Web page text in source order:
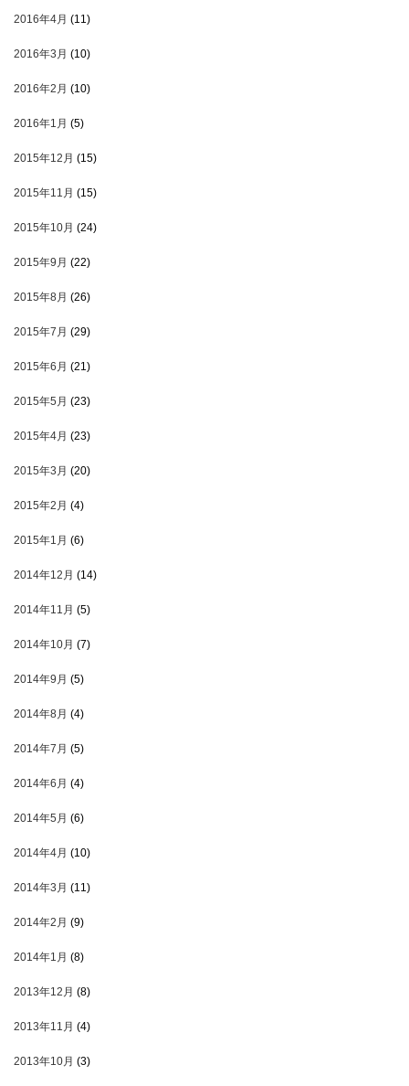
2016年4月 (11)
2016年3月 (10)
2016年2月 (10)
2016年1月 (5)
2015年12月 (15)
2015年11月 (15)
2015年10月 (24)
2015年9月 (22)
2015年8月 (26)
2015年7月 (29)
2015年6月 (21)
2015年5月 (23)
2015年4月 (23)
2015年3月 (20)
2015年2月 (4)
2015年1月 (6)
2014年12月 (14)
2014年11月 (5)
2014年10月 (7)
2014年9月 (5)
2014年8月 (4)
2014年7月 (5)
2014年6月 (4)
2014年5月 (6)
2014年4月 (10)
2014年3月 (11)
2014年2月 (9)
2014年1月 (8)
2013年12月 (8)
2013年11月 (4)
2013年10月 (3)